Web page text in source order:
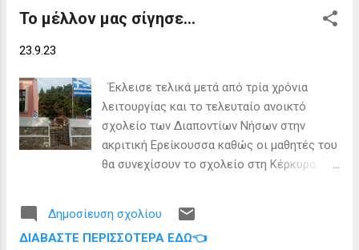
Το μέλλον μας σίγησε...
23.9.23
Έκλεισε τελικά μετά από τρία χρόνια
λειτουργίας και το τελευταίο ανοικτό
σχολείο των Διαποντίων Νήσων στην
ακριτική Ερείκουσσα καθώς οι μαθητές του
θα συνεχίσουν το σχολείο στη Κέρκυρα. Το
μονοθέσιο δημοτικό σχολείο του
Μαθρακίου έκλεισε πέρσυ μετά την
Δημοσίευση σχολίου
ΔΙΑΒΆΣΤΕ ΠΕΡΙΣΣΌΤΕΡΑ ΕΔΏ👈